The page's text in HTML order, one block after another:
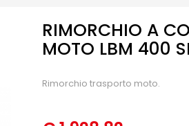
RIMORCHIO A
MOTO LBM 400
Rimorchio trasporto moto.